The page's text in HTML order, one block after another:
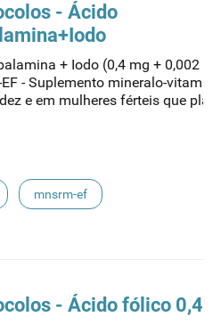
- Ácido
+ Iodo (0,4 mg + 0,002
- Suplemento mineralo-
e em mulheres férteis que
mnsrm-ef
- Ácido fólico 0,4